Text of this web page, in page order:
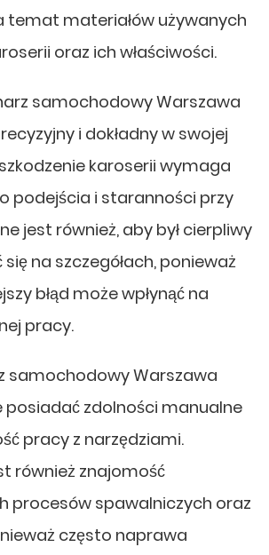
temat materiałów używanych
oraz ich właściwości.
samochodowy Warszawa
i dokładny w swojej
karoserii wymaga
podejścia i staranności przy
jest również, aby był cierpliwy
się na szczegółach, ponieważ
błąd może wpłynąć na
pracy.
samochodowy Warszawa
posiadać zdolności manualne
pracy z narzędziami.
również znajomość
procesów spawalniczych oraz
często naprawa